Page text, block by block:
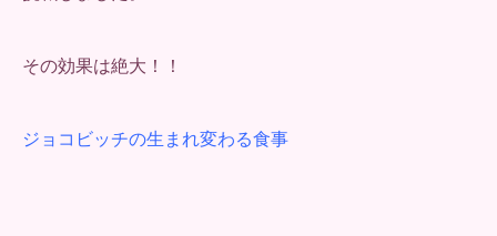
その効果は絶大！！
ジョコビッチの生まれ変わる食事